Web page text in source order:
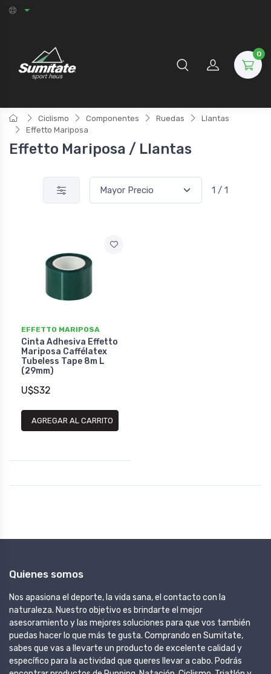
0
Ciclismo Componentes Ruedas
Llantas
Effetto Mariposa
Effetto Mariposa / Llantas
1 / 1
EFFETTO MARIPOSA
Cinta Adhesiva Effetto
Mariposa Caffélatex
Tubeless Tape 8m L
(29mm)
U$S32
AGREGAR AL CARRITO
Quienes somos
Nos apasiona el deporte, la vida sana, el contacto con la
naturaleza. Nuestro objetivo es brindarte el mejor
asesoramiento y las mejores soluciones para que vos también
puedas hacer lo que más te gusta. Comprando en Sumitate,
sabes que vas a llevarte un producto de excelente calidad y
específico para la actividad que queres llevar a cabo. Podrás